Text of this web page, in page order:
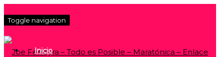
Toggle navigation
Inicio